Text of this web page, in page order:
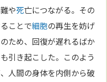
や死亡につながる。その
ことで細胞の再生を妨げ
ため、回復が遅れるばか
引き起こした。このよう
人間の身体を内側から破